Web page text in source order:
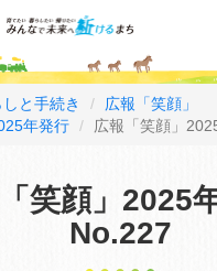
しと手続き
広報「笑顔」
年発行
広報「笑顔」
笑顔」2025
No.227